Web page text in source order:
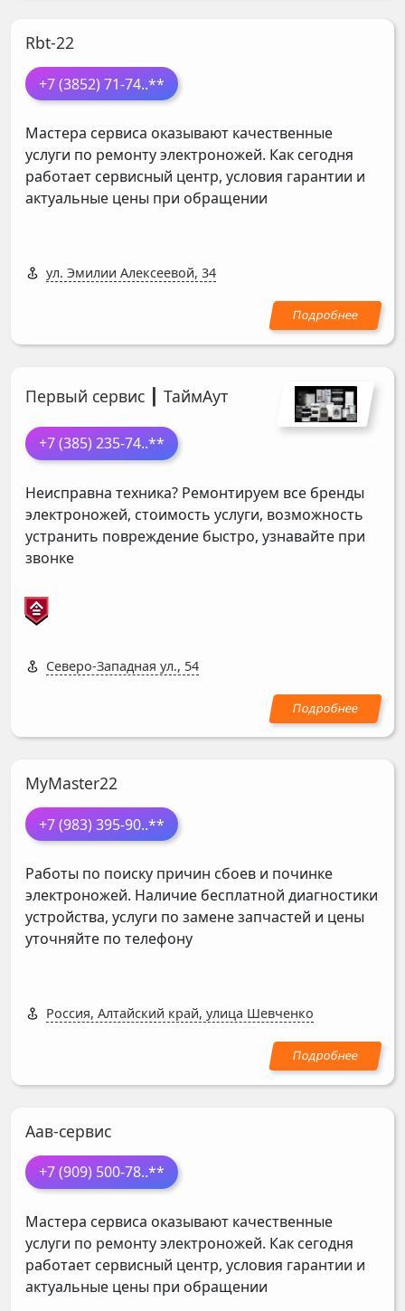
Rbt-22
+7 (3852) 71-74..**
Мастера сервиса оказывают качественные
услуги по ремонту электроножей. Как сегодня
работает сервисный центр, условия гарантии и
актуальные цены при обращении
ул. Эмилии Алексеевой, 34
Первый сервис ┃ ТаймАут
+7 (385) 235-74..**
Неисправна техника? Ремонтируем все бренды
электроножей, стоимость услуги, возможность
устранить повреждение быстро, узнавайте при
звонке
Северо-Западная ул., 54
MyMaster22
+7 (983) 395-90..**
Работы по поиску причин сбоев и починке
электроножей. Наличие бесплатной диагностики
устройства, услуги по замене запчастей и цены
уточняйте по телефону
Россия, Алтайский край, улица Шевченко
Аав-сервис
+7 (909) 500-78..**
Мастера сервиса оказывают качественные
услуги по ремонту электроножей. Как сегодня
работает сервисный центр, условия гарантии и
актуальные цены при обращении